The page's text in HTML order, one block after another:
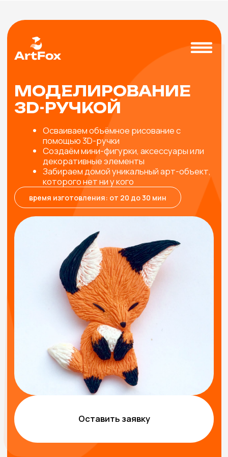
Осваиваем объёмное рисование с
помощью 3D-ручки
Создаём мини-фигурки, аксессуары или
декоративные элементы
Забираем домой уникальный арт-объект,
которого нет ни у кого
время изготовления: от 20 до 30 мин
Оставить заявку
ПРОВЕДЕНИЯ
МАСТЕР-КЛАССА
ВОЗМОЖНЫЕ ФОРМАТЫ
Групповой Интерактивный